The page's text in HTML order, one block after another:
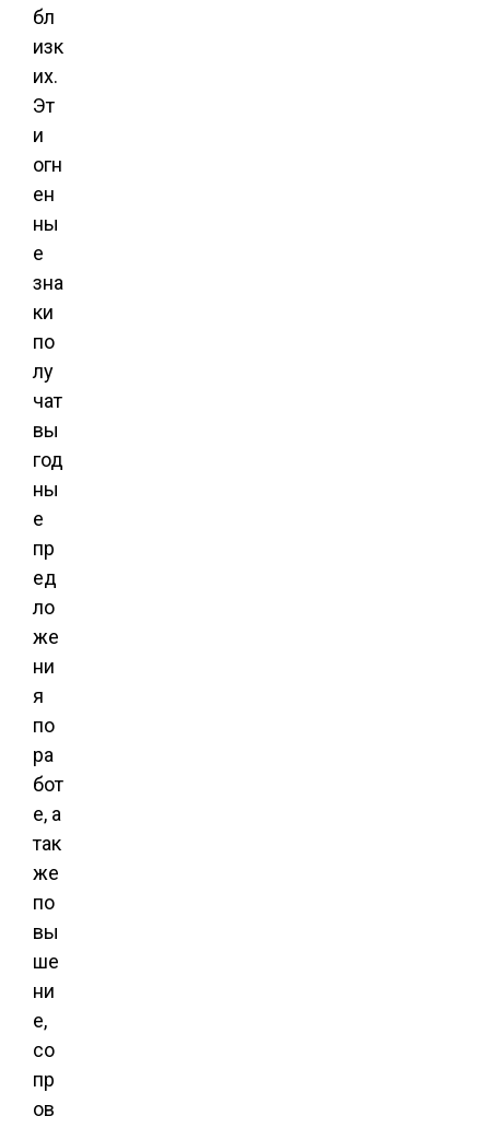
бл
изк
их.
Эт
и
огн
ен
ны
е
зна
ки
по
лу
чат
вы
год
ны
е
пр
ед
ло
же
ни
я
по
ра
бот
е, а
так
же
по
вы
ше
ни
е,
со
пр
ов